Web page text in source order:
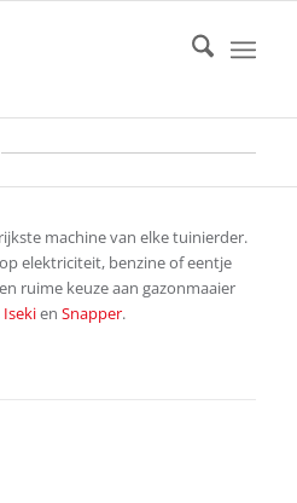
machine van elke tuinierder.
elektriciteit, benzine of eentje
ruime keuze aan gazonmaaier
Isekien Snapper.